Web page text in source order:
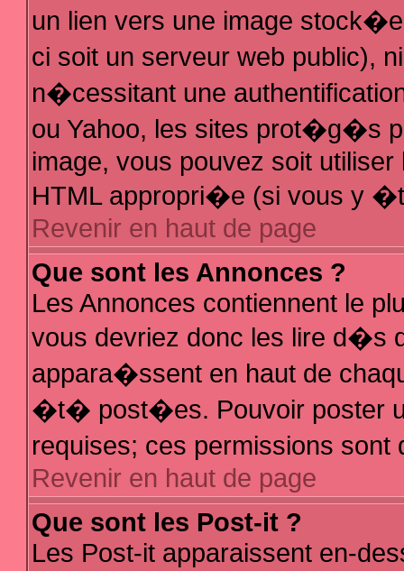
un lien vers une image
ci soit un serveur web public),
n�cessitant une
ou Yahoo, les sites prot�g�s
image, vous pouvez soit
HTML appropri�e (si vous y
Revenir en haut de page
Que sont les Annonces ?
Les Annonces contiennent le
vous devriez donc les lire d�s
appara�ssent en haut de
�t� post�es. Pouvoir poster
requises; ces permissions
Revenir en haut de page
Que sont les Post-it ?
Les Post-it apparaissent en-